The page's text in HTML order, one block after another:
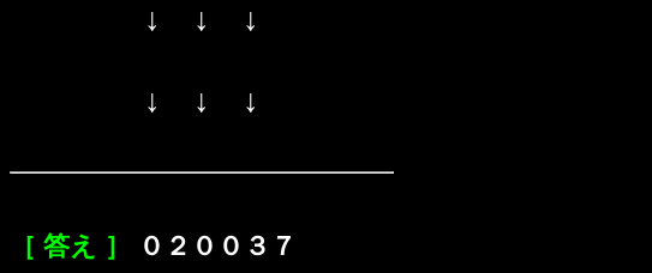
↓ ↓ ↓
↓ ↓ ↓
［ 答え ］ ０２００３７